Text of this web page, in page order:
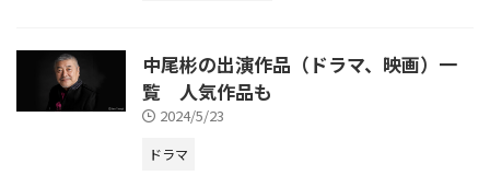
中尾彬の出演作品（ドラマ、映画）一
覧 人気作品も
2024/5/23
ドラマ